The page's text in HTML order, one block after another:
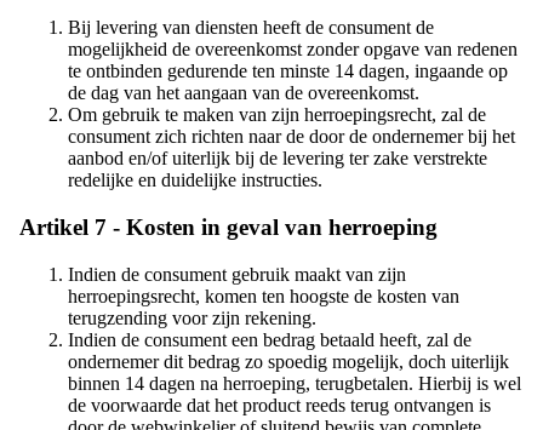
Bij levering van diensten heeft de consument de
mogelijkheid de overeenkomst zonder opgave van redenen
te ontbinden gedurende ten minste 14 dagen, ingaande op
de dag van het aangaan van de overeenkomst.
Om gebruik te maken van zijn herroepingsrecht, zal de
consument zich richten naar de door de ondernemer bij het
aanbod en/of uiterlijk bij de levering ter zake verstrekte
redelijke en duidelijke instructies.
Artikel 7 - Kosten in geval van herroeping
Indien de consument gebruik maakt van zijn
herroepingsrecht, komen ten hoogste de kosten van
terugzending voor zijn rekening.
Indien de consument een bedrag betaald heeft, zal de
ondernemer dit bedrag zo spoedig mogelijk, doch uiterlijk
binnen 14 dagen na herroeping, terugbetalen. Hierbij is wel
de voorwaarde dat het product reeds terug ontvangen is